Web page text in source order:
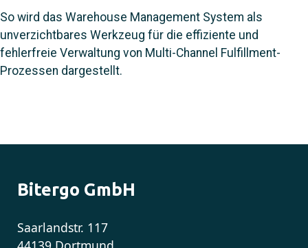
So wird das Warehouse Management System als
unverzichtbares Werkzeug für die effiziente und
fehlerfreie Verwaltung von Multi-Channel Fulfillment-
Prozessen dargestellt.
Bitergo GmbH
Saarlandstr. 117